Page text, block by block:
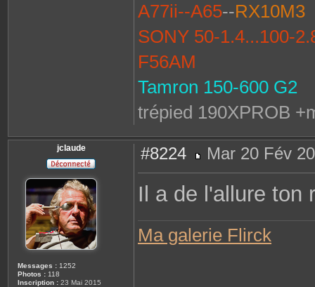
A77ii--A65--RX10M3
SONY 50-1.4...100-
F56AM
Tamron 150-600 G2
trépied 190XPROB
jclaude
Messages : 1252
Photos : 118
Inscription : 23 Mai 2015
#8224
e
Mar 20 Fév
Il a de l'allure ton
Ma galerie Flirck